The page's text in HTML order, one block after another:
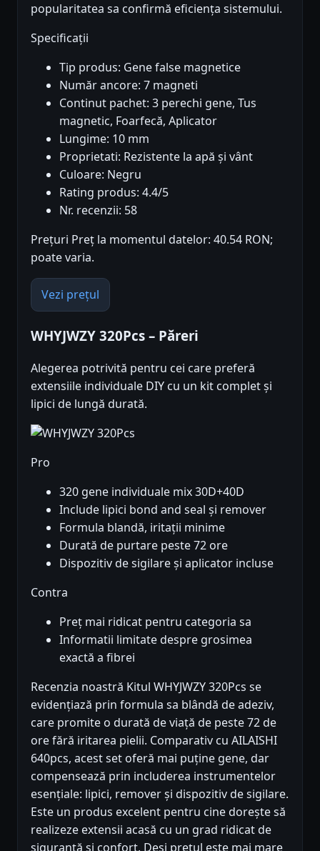
popularitatea sa confirmă eficiența sistemului.
Specificații
Tip produs: Gene false magnetice
Număr ancore: 7 magneti
Continut pachet: 3 perechi gene, Tus
magnetic, Foarfecă, Aplicator
Lungime: 10 mm
Proprietati: Rezistente la apă și vânt
Culoare: Negru
Rating produs: 4.4/5
Nr. recenzii: 58
Prețuri Preț la momentul datelor: 40.54 RON;
poate varia.
Vezi prețul
WHYJWZY 320Pcs – Păreri
Alegerea potrivită pentru cei care preferă
extensiile individuale DIY cu un kit complet și
lipici de lungă durată.
Pro
320 gene individuale mix 30D+40D
Include lipici bond and seal și remover
Formula blandă, iritații minime
Durată de purtare peste 72 ore
Dispozitiv de sigilare și aplicator incluse
Contra
Preț mai ridicat pentru categoria sa
Informatii limitate despre grosimea
exactă a fibrei
Recenzia noastră Kitul WHYJWZY 320Pcs se
evidențiază prin formula sa blândă de adeziv,
care promite o durată de viață de peste 72 de
ore fără iritarea pielii. Comparativ cu AILAISHI
640pcs, acest set oferă mai puține gene, dar
compensează prin includerea instrumentelor
esențiale: lipici, remover și dispozitiv de sigilare.
Este un produs excelent pentru cine dorește să
realizeze extensii acasă cu un grad ridicat de
siguranță și confort. Deși prețul este mai mare